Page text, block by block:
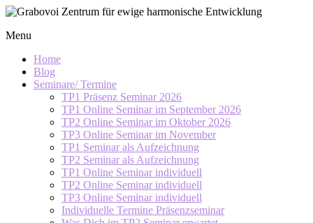
Skip
content
Zentrum
ewige
harmonische
Entwicklung
Menu
Home
Blog
Seminare/ Termine
TP1 Präsenz Seminar 2026
TP1 Online Seminar im September 2026
TP2 Online Seminar im Oktober 2026
TP3 Online Seminar im November
TP1 Seminar als Aufzeichnung
TP2 Seminar als Aufzeichnung
TP1 Online Seminar individuell
TP2 Online Seminar individuell
TP3 Online Seminar individuell
Individuelle Termine Präsenzseminar